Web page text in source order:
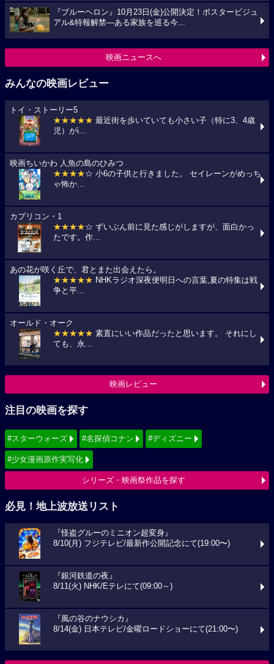
『ブルーヘロン』10月23日(金)公開決定！ポスタービジュ
アル&特報解禁―ある家族を巡る今...
映画ニュースへ
みんなの映画レビュー
トイ・ストーリー5
★★★★★ 最近街を歩いていても小さい子（特に3、4歳
児）がi...
映画ちいかわ 人魚の島のひみつ
★★★★☆ 小6の子供と行きました。 セイレーンがめっち
ゃ怖か...
カプリコン・1
★★★★☆ ずいぶん前に見た感じがしますが、面白かっ
たです。作...
あの花が咲く丘で、君とまた出会えたら。
★★★★★ NHKラジオ深夜便明日への言葉,夏の特集は戦
争と平...
オールド・オーク
★★★★★ 素直にいい作品だったと思います。 それにし
ても、永...
映画レビュー
注目の映画を探す
#スターウォーズ #名探偵コナン #ディズニー
#少女漫画原作実写化
シリーズ・映画祭作品を探す
必見！地上波放送リスト
『怪盗グルーのミニオン超変身』
8/10(月) フジテレビ/最新作公開記念にて(19:00〜)
『銀河鉄道の夜』
8/11(火) NHK/Eテレにて(09:00～)
『風の谷のナウシカ』
8/14(金) 日本テレビ/金曜ロードショーにて(21:00〜)